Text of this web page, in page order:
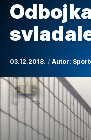
03.12.2018. Autor: